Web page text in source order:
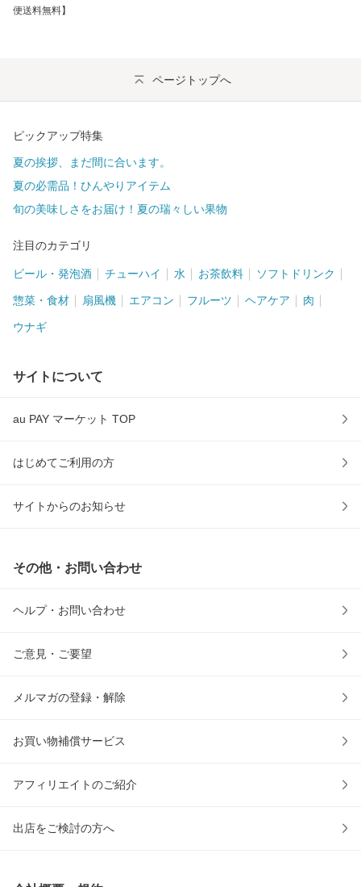
便送料無料】
ページトップへ
ピックアップ特集
夏の挨拶、まだ間に合います。
夏の必需品！ひんやりアイテム
旬の美味しさをお届け！夏の瑞々しい果物
注目のカテゴリ
ビール・発泡酒 チューハイ 水 お茶飲料 ソフトドリンク
惣菜・食材 扇風機 エアコン フルーツ ヘアケア 肉
ウナギ
サイトについて
au PAY マーケット TOP
はじめてご利用の方
サイトからのお知らせ
その他・お問い合わせ
ヘルプ・お問い合わせ
ご意見・ご要望
メルマガの登録・解除
お買い物補償サービス
アフィリエイトのご紹介
出店をご検討の方へ